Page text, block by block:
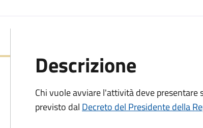
Descrizione
Chi vuole avviare l'attività deve presentare
previsto dal Decreto del Presidente della